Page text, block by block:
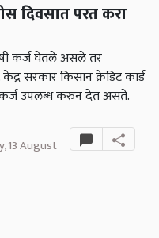
दिवसात परत करा
कर्ज घेतले असले तर
सरकार किसान क्रेडिट कार्ड
कर्ज उपलब्ध करुन देत असते.
13 August